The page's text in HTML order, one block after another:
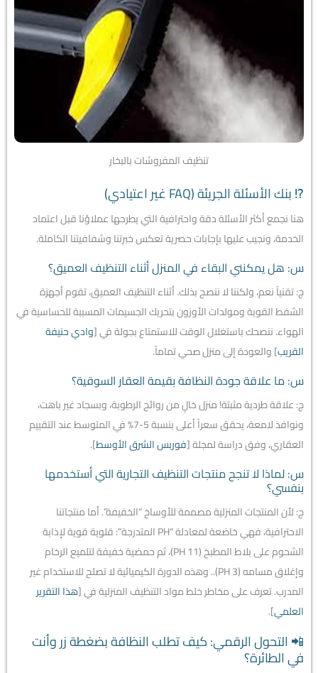
تنظيف المفروشات بالبخار
⁉️ بنك الأسئلة الجريئة (FAQ غير اعتيادي)
هنا نجمع أكثر الأسئلة دقة واحترافية التي يطرحها عملاؤنا قبل اعتماد
الخدمة، ونجيب عليها بإجابات حصرية تعكس خبرتنا وشفافيتنا الكاملة.
س: هل يمكنني البقاء في المنزل أثناء التنظيف العميق؟
ج: تقنياً نعم، ولكننا لا ننصح بذلك. أثناء التنظيف العميق، تقوم أجهزة
الشفط القوية ومولدات الأوزون بتحريك الجسيمات المسببة للحساسية في
الهواء. ننصحك باستغلال الوقت للاستمتاع بجولة في [وادي حنيفة
القريب] والعودة إلى منزل صحي تماماً.
س: ما علاقة جودة النظافة بقيمة العقار السوقية؟
ج: علاقة طردية مثبتة! منزل خالٍ من روائح الرطوبة، وبسجاد غير باهت،
ونوافذ لامعة، يحقق سعراً أعلى بنسبة 5-7% في المتوسط عند التقييم
العقاري، وفق دراسة لمجلة [فوربس الشرق الأوسط].
س: لماذا لا تنجح منتجات التنظيف التجارية التي أستخدمها
بنفسي؟
ج: لأن المنتجات المنزلية مصممة للأوساخ “الخفيفة”. أما منتجاتنا
الاحترافية، فهي خاضعة لمعادلة “PH المتدرجة”: قلوية قوية لإذابة
الشحوم على بلاط المطبخ (PH 11)، ثم حمضية خفيفة لتلميع الرخام
وإغلاق مسامه (PH 3).. وهذه الدورة الكيميائية لا تصلح للاستخدام غير
المدرب. تعرف على مخاطر خلط مواد التنظيف المنزلية في [هذا التقرير
العلمي].
📲 التحول الرقمي: كيف تطلب النظافة بضغطة زر وأنت
في الطائرة؟